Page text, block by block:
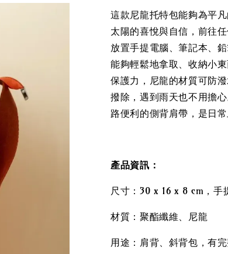
這款尼龍托特包能夠為平
太陽的喜悅與自信，前往
放置手提電腦、筆記本、
能夠輕鬆地拿取、收納小
保護力，尼龍的材質可防
撥除，遇到雨天也不用擔
路便利的側背肩帶，是日
產品資訊：
尺寸：30 x 16 x 8 cm，手
材質：聚酯纖維、尼龍
用途：肩背、斜背包，有